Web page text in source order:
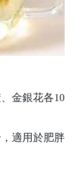
金銀花各10
適用於肥胖